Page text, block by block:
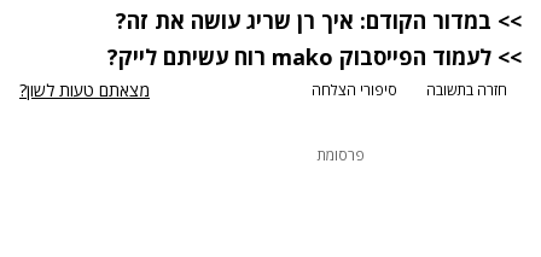
>> במדור הקודם: איך רן שריג עושה את זה?
>> לעמוד הפייסבוק mako רוח עשיתם לייק?
חזרה בתשובה סיפורי הצלחה מצאתם טעות לשון?
פרסומת